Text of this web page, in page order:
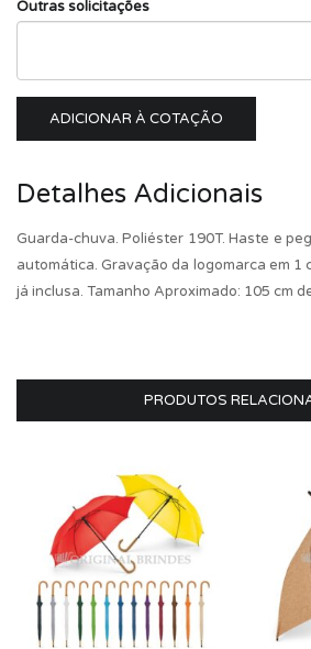
Outras solicitações
ADICIONAR À COTAÇÃO
Detalhes Adicionais
Guarda-chuva. Poliéster 190T. Haste e
automática. Gravação da logomarca em 1
já inclusa. Tamanho Aproximado: 105 cm
PRODUTOS